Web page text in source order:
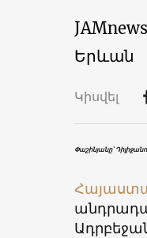
JAMnews
Երևան
Կիսվել
Փաշինյանը՝